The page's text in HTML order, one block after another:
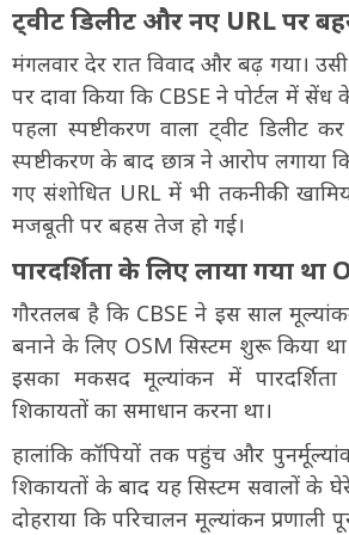
ट्वीट डिलीट और नए URL पर
मंगलवार देर रात विवाद और बढ़ गया।
पर दावा किया कि CBSE ने पोर्टल में सेंध
पहला स्पष्टीकरण वाला ट्वीट डिलीट
स्पष्टीकरण के बाद छात्र ने आरोप लगाया कि
गए संशोधित URL में भी तकनीकी
मजबूती पर बहस तेज हो गई।
पारदर्शिता के लिए लाया गया था
गौरतलब है कि CBSE ने इस साल मूल्यांकन
बनाने के लिए OSM सिस्टम शुरू किया
इसका मकसद मूल्यांकन में पारदर्शिता
शिकायतों का समाधान करना था।
हालांकि कॉपियों तक पहुंच और
शिकायतों के बाद यह सिस्टम सवालों के
दोहराया कि परिचालन मूल्यांकन प्रणाली